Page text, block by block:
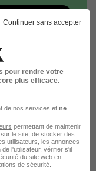
dans le
Continuer sans accepter
pour rendre votre
plus efficace.
de nos services et ne
permettant de maintenir
le site, de stocker des
utilisateurs, les annonces
l'utilisateur, vérifier s'il
du site web en
de sécurité.